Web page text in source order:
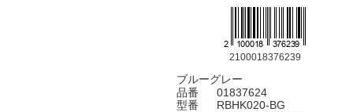
2100018376239
ブルーグレー
品番
01837624
型番
RBHK020-BG